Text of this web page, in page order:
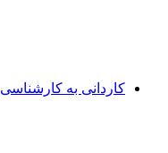
کاردانی به کارشناسی